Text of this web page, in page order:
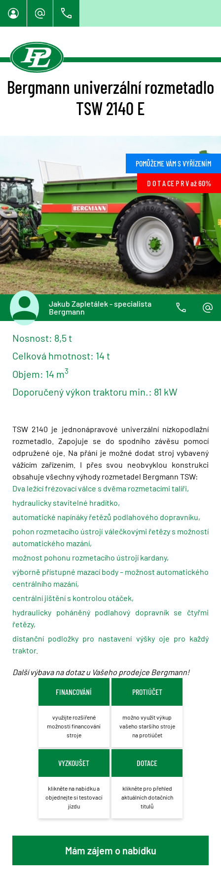
Bergmann univerzální rozmetadlo
TSW 2140 E
POMŮŽEME VÁM S VYŘÍZENÍM
D O T A CE P R V až 60%
Jakub Zapletálek - specialista
Bergmann
Nosnost: 8,5 t
Celková hmotnost: 14 t
Objem: 14 m3
Doporučený výkon traktoru min.: 81 kW
TSW 2140 je jednonápravové univerzální nízkopodlažní
rozmetadlo. Zapojuje se do spodního závěsu pomocí
odpružené oje. Na přání je možné dodat stroj vybavený
vážícím zařízením. I přes svou neobvyklou konstrukci
obsahuje všechny výhody rozmetadel Bergmann TSW:
Dva ležící frézovací válce s dvěma rozmetacími talíři,
hydraulicky stavitelné hradítko,
automatické napínáky řetězů podlahového dopravníku,
pohon rozmetacího ústrojí válečkovými řetězy s možností
automatického mazání,
možnost pohonu rozmetacího ústrojí kardany,
výborně přístupné mazací body – možnost automatického
centrálního mazání,
centrální jištění s kontrolou otáček,
hydraulicky poháněný podlahový dopravník se čtyřmi
řetězy,
distanční podložky pro nastavení výšky oje pro každý
traktor.
Další výbava na dotaz u Vašeho prodejce Bergmann!
FINANCOVÁNÍ
využijte rozšířené
možnosti financování
stroje
PROTIÚČET
možno využít výkup
vašeho staršího stroje
na protiúčet
VYZKOUŠET
klikněte na nabídku a
objednejte si testovací
jízdu
DOTACE
klikněte pro přehled
aktuálních dotačních
titulů
Mám zájem o nabídku